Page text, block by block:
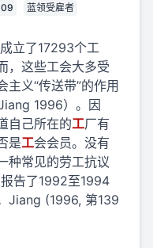
蓝领受雇者
立了17293个工
，这些工会大多受
义“传送带”的作用
1996）。因
自己所在的工厂有
是工会会员。没有
种常见的劳工抗议
告了1992至1994
Jiang (1996, 第139